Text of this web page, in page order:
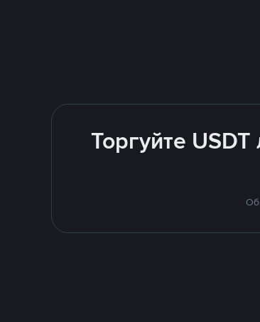
Торгуйте